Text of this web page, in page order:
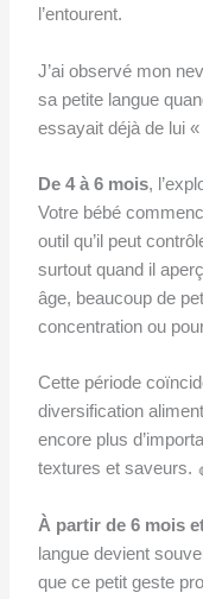
l’entourent.
J’ai observé mon
sa petite langue
essayait déjà de lui
De 4 à 6 mois,
Votre bébé
outil qu’il peut
surtout quand il
âge, beaucoup de
concentration ou
Cette période
diversification
encore plus
textures et saveurs.
À partir de 6 mois
langue devient
que ce petit geste